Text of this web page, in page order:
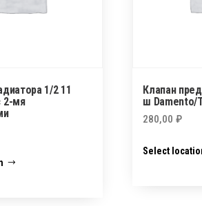
1/2 11
2-мя
Клапан
ш Damento/
280,00₽
Select